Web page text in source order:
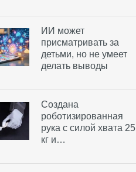
ИИ может
присматривать за
детьми, но не умеет
делать выводы
Создана
роботизированная
рука с силой хвата 25
кг и…